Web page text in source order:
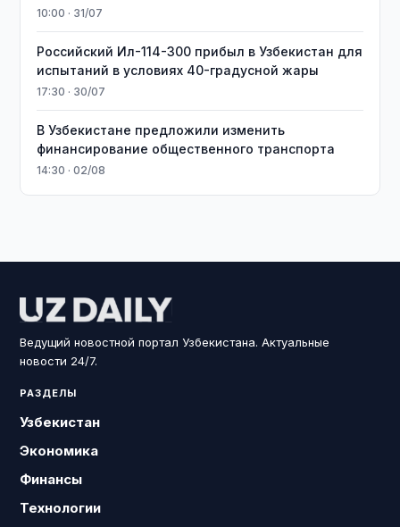
10:00 · 31/07
Российский Ил-114-300 прибыл в Узбекистан для
испытаний в условиях 40-градусной жары
17:30 · 30/07
В Узбекистане предложили изменить
финансирование общественного транспорта
14:30 · 02/08
Ведущий новостной портал Узбекистана. Актуальные
новости 24/7.
РАЗДЕЛЫ
Узбекистан
Экономика
Финансы
Технологии